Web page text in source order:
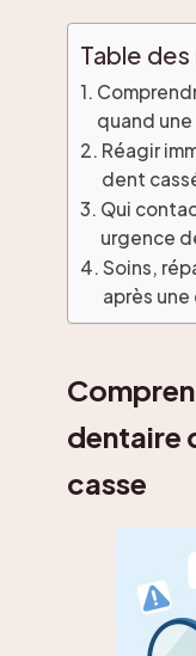
Table
quand
Réagir
dent
Qui
urgence
Soins,
après
dentaire
casse